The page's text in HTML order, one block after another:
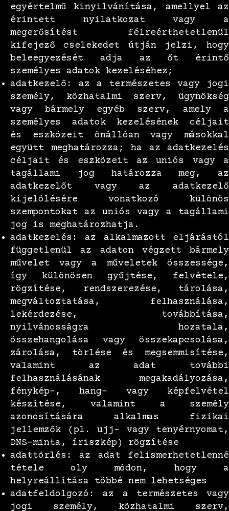
egyértelmű kinyilvánítása, amellyel az
érintett nyilatkozat vagy a
megerősítést félreérthetetlenül
kifejező cselekedet útján jelzi, hogy
beleegyezését adja az őt érintő
személyes adatok kezeléséhez;
adatkezelő: az a természetes vagy jogi
személy, közhatalmi szerv, ügynökség
vagy bármely egyéb szerv, amely a
személyes adatok kezelésének céljait
és eszközeit önállóan vagy másokkal
együtt meghatározza; ha az adatkezelés
céljait és eszközeit az uniós vagy a
tagállami jog határozza meg, az
adatkezelőt vagy az adatkezelő
kijelölésére vonatkozó különös
szempontokat az uniós vagy a tagállami
jog is meghatározhatja.
adatkezelés: az alkalmazott eljárástól
függetlenül az adaton végzett bármely
művelet vagy a műveletek összessége,
így különösen gyűjtése, felvétele,
rögzítése, rendszerezése, tárolása,
megváltoztatása, felhasználása,
lekérdezése, továbbítása,
nyilvánosságra hozatala,
összehangolása vagy összekapcsolása,
zárolása, törlése és megsemmisítése,
valamint az adat további
felhasználásának megakadályozása,
fénykép-, hang- vagy képfelvétel
készítése, valamint a személy
azonosítására alkalmas fizikai
jellemzők (pl. ujj- vagy tenyérnyomat,
DNS-minta, íriszkép) rögzítése
adattörlés: az adat felismerhetetlenné
tétele oly módon, hogy a
helyreállítása többé nem lehetséges
adatfeldolgozó: az a természetes vagy
jogi személy, közhatalmi szerv,